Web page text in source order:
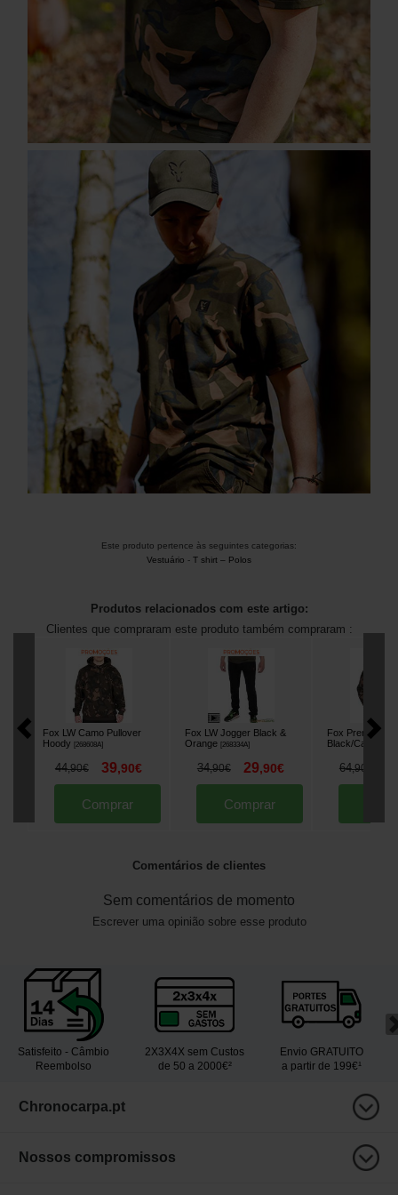
Este produto pertence às seguintes categorias:
Vestuário - T shirt – Polos
Produtos relacionados com este artigo:
Clientes que compraram este produto também compraram :
Fox LW Camo Pullover
Hoody
268608A]
44,90€ 39,90€
Comprar
Fox LW Jogger Black &
Orange
268334A]
34,90€ 29,90€
Comprar
Fox Premium
Black/Camo
64,90
Comentários de clientes
Sem comentários de momento
Escrever uma opinião sobre esse produto
Satisfeito - Câmbio
Reembolso
2X3X4X sem Custos
de 50 a 2000€²
Envio GRATUITO
a partir de 199€¹
Chronocarpa.pt
Nossos compromissos